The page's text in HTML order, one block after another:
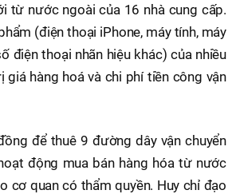
từ nước ngoài của 16 nhà cung cấp.
(điện thoại iPhone, máy tính, máy
điện thoại nhãn hiệu khác) của nhiều
giá hàng hoá và chi phí tiền công vận
để thuê 9 đường dây vận chuyển
động mua bán hàng hóa từ nước
cơ quan có thẩm quyền. Huy chỉ đạo